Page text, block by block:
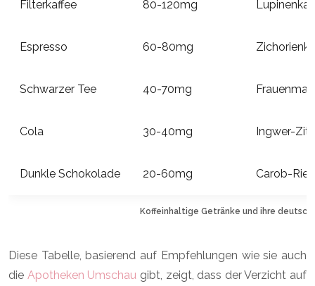
Koffeinhaltige Getränke und ihre
Filterkaffee 80-120mg
Espresso 60-80mg
Schwarzer Tee 40-70mg
Cola 30-40mg Ingwer-
Dunkle Schokolade 20-60mg Carob-
Diese Tabelle, basierend auf Empfehlungen wie sie auch
die Apotheken Umschau gibt, zeigt, dass der Verzicht auf